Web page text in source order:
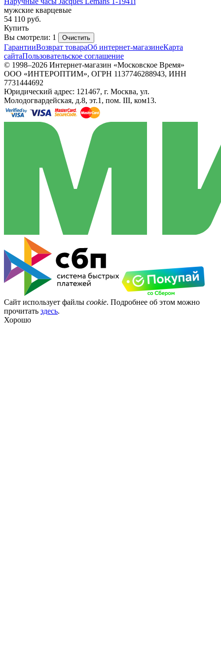
мужские кварцевые
54 110 руб.
Купить
Вы смотрели: 1
Очистить
ГарантииВозврат товараОб интернет-магазинеКарта
сайтаПользовательское соглашение
© 1998–2026 Интернет-магазин «Московское Время»
ООО «ИНТЕРОПТИМ», ОГРН 1137746288943, ИНН
7731444692
Юридический адрес: 121467, г. Москва, ул.
Молодогвардейская, д.8, эт.1, пом. III, ком13.
Сайт использует файлы cookie. Подробнее об этом можно
прочитать здесь.
Хорошо